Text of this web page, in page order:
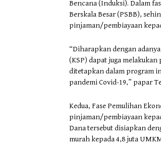
Bencana (Induksi). Dalam
Berskala Besar (PSBB),
pinjaman/pembiayaan
“Diharapkan dengan
(KSP) dapat juga
ditetapkan dalam program
pandemi Covid-19,” papar
Kedua, Fase Pemulihan
pinjaman/pembiayaan
Dana tersebut disiapkan
murah kepada 4,8 juta